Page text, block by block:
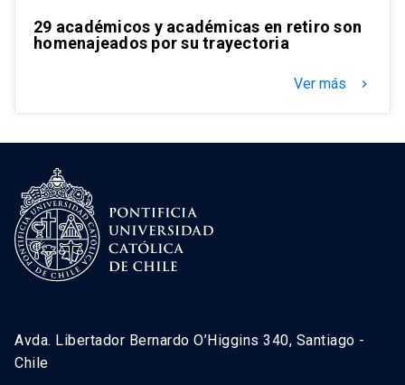
29 académicos y académicas en retiro son
homenajeados por su trayectoria
Ver más keyboard_arrow_right
Avda. Libertador Bernardo O’Higgins 340, Santiago -
Chile